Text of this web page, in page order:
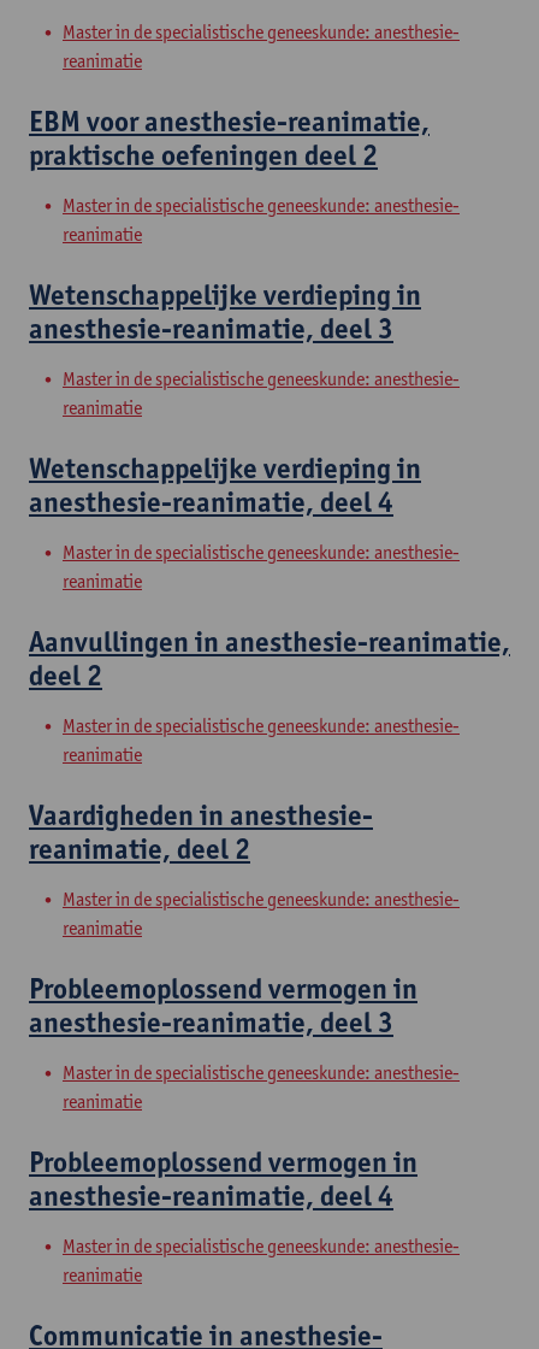
Master in de specialistische geneeskunde: anesthesie-
reanimatie
EBM voor anesthesie-reanimatie,
praktische oefeningen deel 2
Master in de specialistische geneeskunde: anesthesie-
reanimatie
Wetenschappelijke verdieping in
anesthesie-reanimatie, deel 3
Master in de specialistische geneeskunde: anesthesie-
reanimatie
Wetenschappelijke verdieping in
anesthesie-reanimatie, deel 4
Master in de specialistische geneeskunde: anesthesie-
reanimatie
Aanvullingen in anesthesie-reanimatie,
deel 2
Master in de specialistische geneeskunde: anesthesie-
reanimatie
Vaardigheden in anesthesie-
reanimatie, deel 2
Master in de specialistische geneeskunde: anesthesie-
reanimatie
Probleemoplossend vermogen in
anesthesie-reanimatie, deel 3
Master in de specialistische geneeskunde: anesthesie-
reanimatie
Probleemoplossend vermogen in
anesthesie-reanimatie, deel 4
Master in de specialistische geneeskunde: anesthesie-
reanimatie
Communicatie in anesthesie-